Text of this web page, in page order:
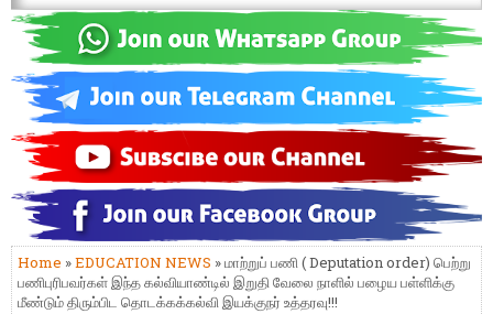
Home »EDUCATION NEWS » மாற்றுப் பணி ( Deputation order) பெற்று
பணிபுரிபவர்கள் இந்த கல்வியாண்டில் இறுதி வேலை நாளில் பழைய பள்ளிக்கு
மீண்டும் திரும்பிட தொடக்கக்கல்வி இயக்குநர் உத்தரவு!!!